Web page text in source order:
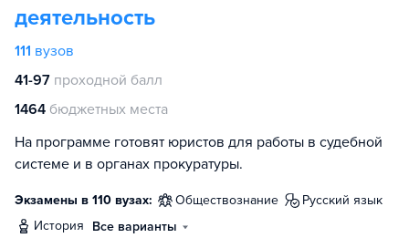
деятельность
111 вузов
41-97 проходной балл
1464 бюджетных места
На программе готовят юристов для работы в судебной
системе и в органах прокуратуры.
Экзамены в 110 вузах: обществознание
русский язык
история
Все варианты